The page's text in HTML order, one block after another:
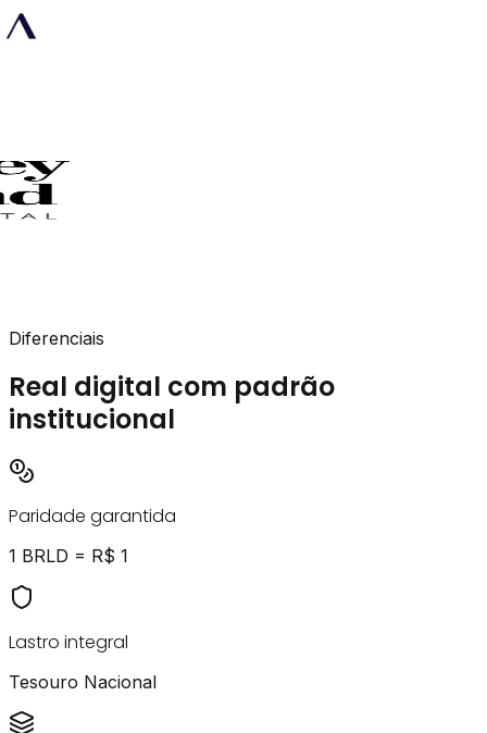
Diferenciais
Real digital com padrão
institucional
Paridade garantida
1 BRLD = R$ 1
Lastro integral
Tesouro Nacional